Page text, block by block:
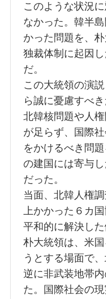
このような状況
なかった。韓半
かった問題を、
独裁体制に起因
だ。
この大統領の演
ら誠に憂慮すべき
北韓核問題や人
が足らず、国際
をかけるべき問
の建国には寄与
だった。
当面、北韓人権
上かかった６カ
平和的に解決した
朴大統領は、米
うとする場面で
逆に非武装地帯
た。国際社会の